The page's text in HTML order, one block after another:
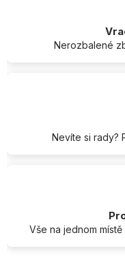
Nerozbalené
Nevíte si rady?
Vše na jednom